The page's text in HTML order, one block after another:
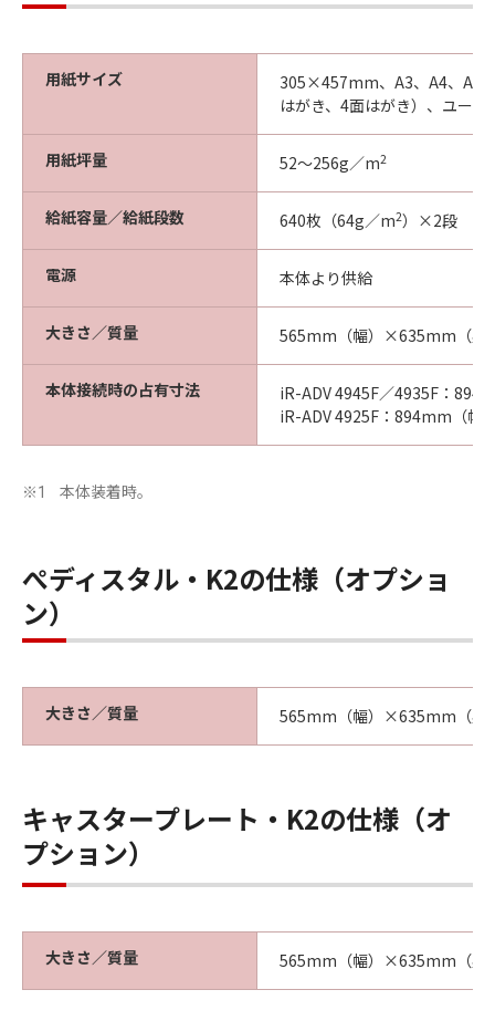
用紙サイズ
305×457mm、A3、A4、A4R
はがき、4面はがき）、ユー
用紙坪量 52～256g／m2
給紙容量／給紙段数 640枚（64g／m2）×2段
電源 本体より供給
大きさ／質量 565mm（幅）×635mm（奥
本体接続時の占有寸法
iR-ADV 4945F／4935F：
iR-ADV 4925F：894mm（
※1 本体装着時。
ぺディスタル・K2の仕様（オプショ
ン）
大きさ／質量 565mm（幅）×635mm（奥
キャスタープレート・K2の仕様（オ
プション）
大きさ／質量 565mm（幅）×635mm（奥